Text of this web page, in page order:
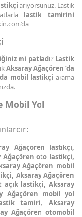
arıyorsunuz. Lastik
lastik tamirini
mi patladı? Lastik
Aksaray Ağaçören ’da
mobil lastikçi arama
Mobil Yol
Ağaçören lastikçi,
Ağaçören oto lastikçi,
Ağaçören mobil
Aksaray Ağaçören
açık lastikçi, Aksaray
Ağaçören mobil yol
tamiri, Aksaray
Ağaçören otomobil